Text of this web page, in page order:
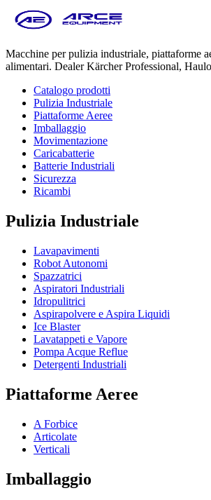
Macchine per pulizia industriale, piattaforme
alimentari. Dealer Kärcher Professional,
Catalogo prodotti
Pulizia Industriale
Piattaforme Aeree
Imballaggio
Movimentazione
Caricabatterie
Batterie Industriali
Sicurezza
Ricambi
Pulizia Industriale
Lavapavimenti
Robot Autonomi
Spazzatrici
Aspiratori Industriali
Idropulitrici
Aspirapolvere e Aspira Liquidi
Ice Blaster
Lavatappeti e Vapore
Pompa Acque Reflue
Detergenti Industriali
Piattaforme Aeree
A Forbice
Articolate
Verticali
Imballaggio